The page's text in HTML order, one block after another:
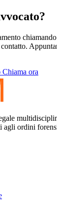
Chiama ora
agli ordini